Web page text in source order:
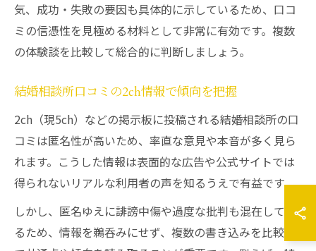
気、成功・失敗の要因も具体的に示しているため、口コ
ミの信憑性を見極める材料として非常に有効です。複数
の体験談を比較して総合的に判断しましょう。
結婚相談所口コミの2ch情報で傾向を把握
2ch（現5ch）などの掲示板に投稿される結婚相談所の口
コミは匿名性が高いため、率直な意見や本音が多く見ら
れます。こうした情報は表面的な広告や公式サイトでは
得られないリアルな利用者の声を知るうえで有益です。
しかし、匿名ゆえに誹謗中傷や過度な批判も混在してい
るため、情報を鵜呑みにせず、複数の書き込みを比較し